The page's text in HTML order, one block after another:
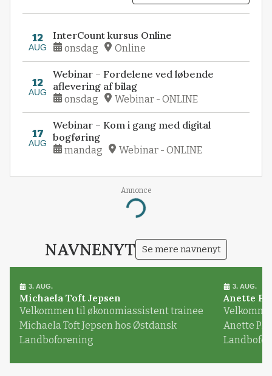
12
AUG
InterCount kursus Online
onsdag Online
12
AUG
Webinar – Fordelene ved løbende
aflevering af bilag
onsdag Webinar - ONLINE
17
AUG
Webinar – Kom i gang med digital
bogføring
mandag Webinar - ONLINE
Annonce
Loading...
NAVNENYT Se mere navnenyt
3. AUG.
Michaela Toft Jepsen
Velkommen til økonomiassistent trainee
Michaela Toft Jepsen hos Østdansk
Landboforening
3. AUG.
Anette
Anette